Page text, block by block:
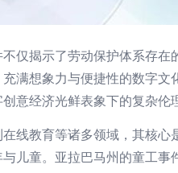
仅揭示了劳动保护体系存
满想象力与便捷性的数字
意经济光鲜表象下的复杂伦
线教育等诸多领域，其核
儿童。亚拉巴马州的童工